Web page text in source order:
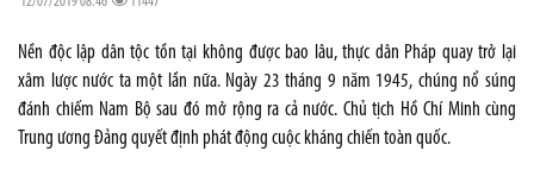
Nền độc lập dân tộc tồn tại không được bao lâu, thực dân Pháp quay trở lại
xâm lược nước ta một lần nữa. Ngày 23 tháng 9 năm 1945, chúng nổ súng
đánh chiếm Nam Bộ sau đó mở rộng ra cả nước. Chủ tịch Hồ Chí Minh cùng
Trung ương Đảng quyết định phát động cuộc kháng chiến toàn quốc.